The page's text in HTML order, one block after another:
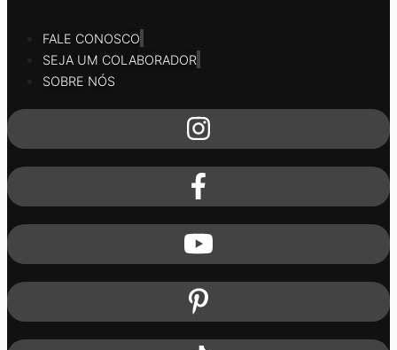
FALE CONOSCO
SEJA UM COLABORADOR
SOBRE NÓS